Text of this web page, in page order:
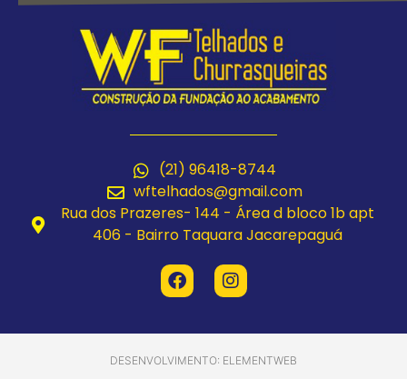
(21) 96418-8744
wftelhados@gmail.com
Rua dos Prazeres- 144 - Área d bloco 1b apt
406 - Bairro Taquara Jacarepaguá
DESENVOLVIMENTO: ELEMENTWEB